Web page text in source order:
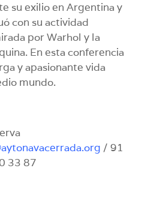
su exilio en Argentina y
con su actividad
por Warhol y la
En esta conferencia
y apasionante vida
mundo.
/ 91
33 87